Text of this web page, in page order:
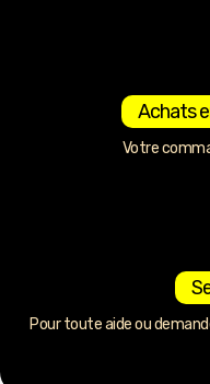
Achats
Votre
Pour toute aide ou